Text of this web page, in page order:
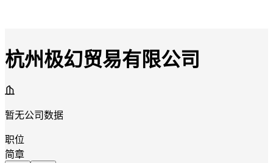
杭州极幻贸易有限公司
暂无公司数据
职位
简章